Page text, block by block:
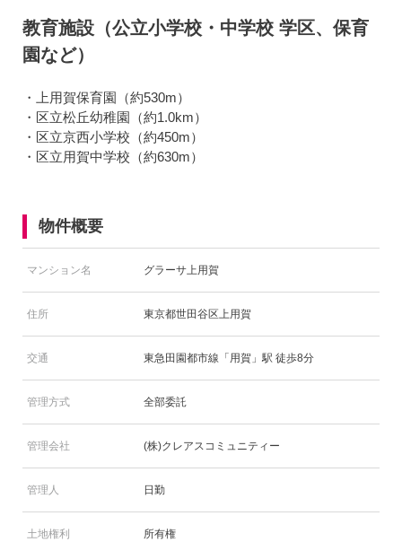
教育施設（公立小学校・中学校 学区、保育
園など）
・上用賀保育園（約530m）
・区立松丘幼稚園（約1.0km）
・区立京西小学校（約450m）
・区立用賀中学校（約630m）
物件概要
マンション名 グラーサ上用賀
住所 東京都世田谷区上用賀
交通 東急田園都市線「用賀」駅 徒歩8分
管理方式 全部委託
管理会社 (株)クレアスコミュニティー
管理人 日勤
土地権利 所有権